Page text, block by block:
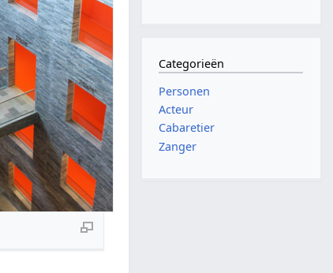
Categorieën
Personen
Acteur
Cabaretier
Zanger